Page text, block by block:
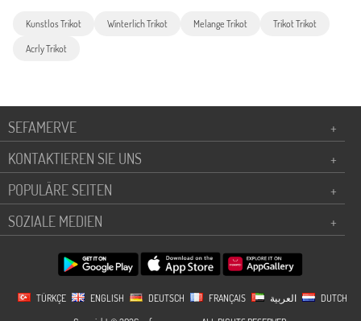
Kunstlos Trikot Winterlich Trikot Melange Trikot Trikot Trikot
Acrly Trikot
SEFAMERVE
+
KONTAKTIEREN SIE UNS
+
POPULÄRE SEITEN
+
SOZIALE MEDIEN
+
TÜRKÇE ENGLISH DEUTSCH FRANÇAIS
DUTCH